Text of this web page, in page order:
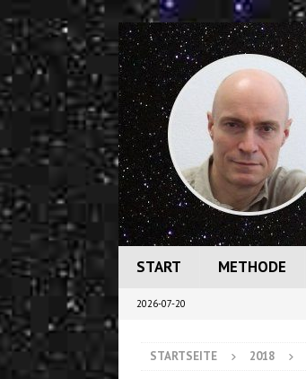
START METHODE
2026-07-20
STARTSEITE 2018